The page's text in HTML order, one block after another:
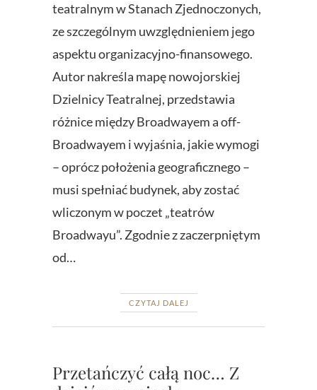
teatralnym w Stanach Zjednoczonych,
ze szczególnym uwzględnieniem jego
aspektu organizacyjno-finansowego.
Autor nakreśla mapę nowojorskiej
Dzielnicy Teatralnej, przedstawia
różnice między Broadwayem a off-
Broadwayem i wyjaśnia, jakie wymogi
– oprócz położenia geograficznego –
musi spełniać budynek, aby zostać
wliczonym w poczet „teatrów
Broadwayu”. Zgodnie z zaczerpniętym
od…
CZYTAJ DALEJ
Przetańczyć całą noc… Z